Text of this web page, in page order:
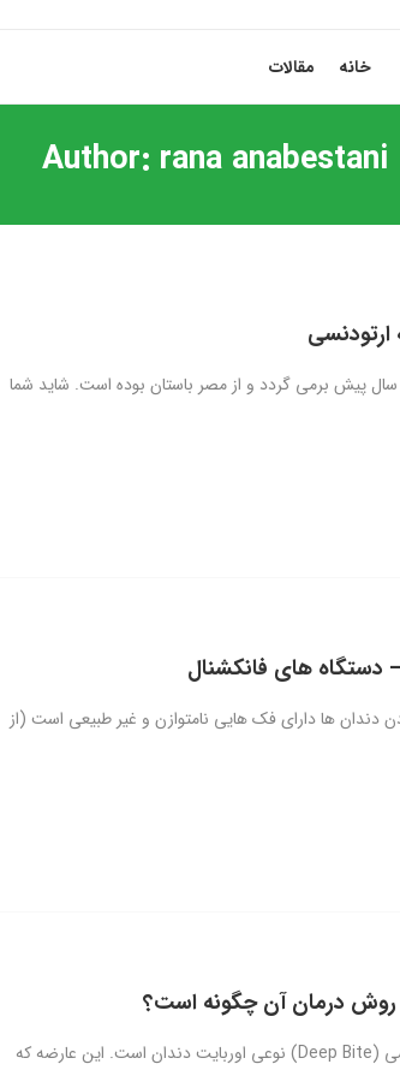
خانه مقالات
Author: rana anabestani
ارتودنسی
سال پیش برمی گردد و از مصر باستان بوده است. شاید شما
دستگاه های فانکشنال
دندان ها دارای فک هایی نامتوازن و غیر طبیعی است (از
درمان آن چگونه است؟
دیپ بایت دندان به انگلیسی (Deep Bite) نوعی اوربایت دندان است. این عارضه که